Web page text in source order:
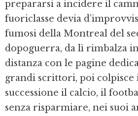
prepararsi a incidere il
fuoriclasse devia
fumosi della Montreal del
dopoguerra, da lì rimbalza
distanza con le pagine
grandi scrittori, poi colpisce
successione il calcio, il
senza risparmiare, nei suoi